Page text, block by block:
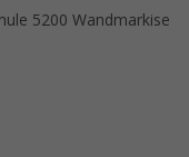
5200 Wandmarkise